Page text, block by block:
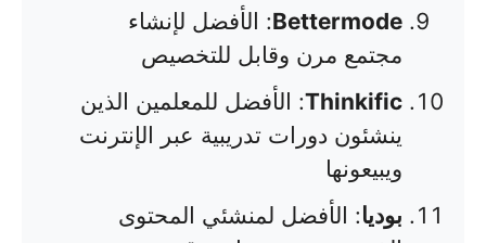
Bettermode: الأفضل لإنشاء
مجتمع مرن وقابل للتخصيص
Thinkific: الأفضل للمعلمين الذين
ينشئون دورات تدريبية عبر الإنترنت
ويبيعونها
بوديا: الأفضل لمنشئي المحتوى